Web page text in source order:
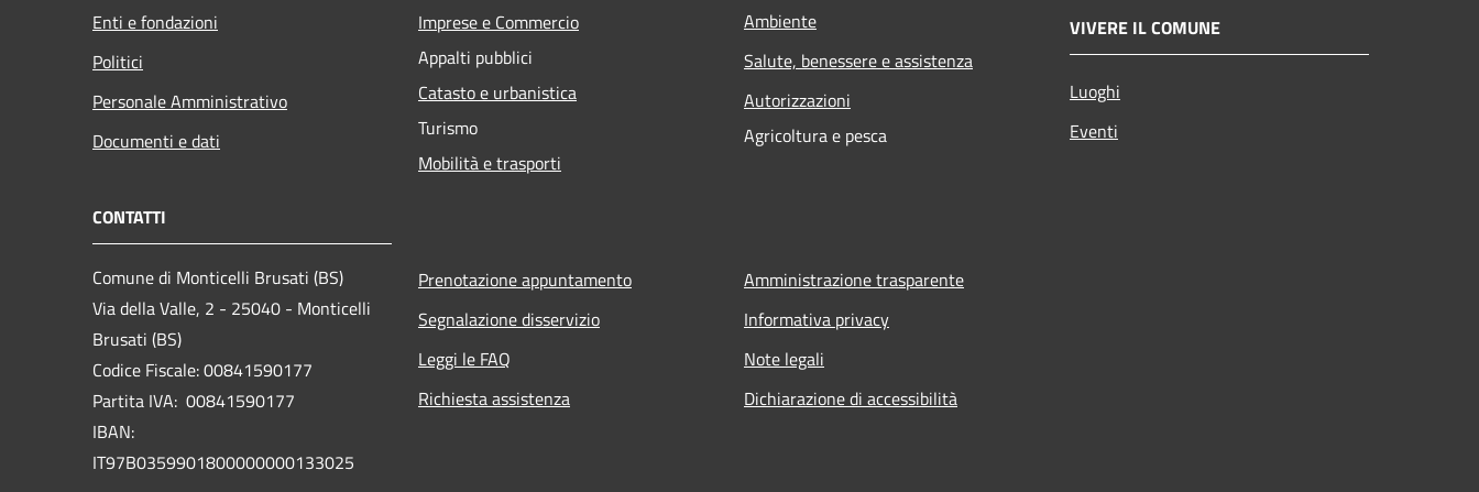
Enti e fondazioni
Politici
Personale Amministrativo
Documenti e dati
Imprese e Commercio
Appalti pubblici
Catasto e urbanistica
Turismo
Mobilità e trasporti
Ambiente
Salute, benessere e assistenza
Autorizzazioni
Agricoltura e pesca
VIVERE IL COMUNE
Luoghi
Eventi
CONTATTI
Comune di Monticelli Brusati (BS)
Via della Valle, 2 - 25040 - Monticelli
Brusati (BS)
Codice Fiscale: 00841590177
Partita IVA: 00841590177
IBAN:
IT97B0359901800000000133025
Prenotazione appuntamento
Segnalazione disservizio
Leggi le FAQ
Richiesta assistenza
Amministrazione trasparente
Informativa privacy
Note legali
Dichiarazione di accessibilità